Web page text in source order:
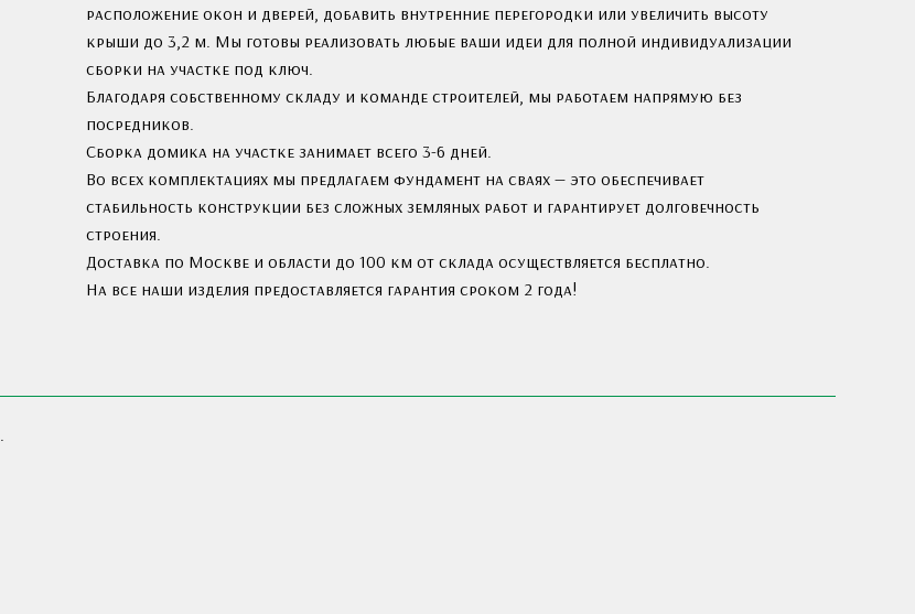
расположение окон и дверей, добавить внутренние перегородки или увеличить высоту
крыши до 3,2 м. Мы готовы реализовать любые ваши идеи для полной индивидуализации
сборки на участке под ключ.
Благодаря собственному складу и команде строителей, мы работаем напрямую без
посредников.
Сборка домика на участке занимает всего 3-6 дней.
Во всех комплектациях мы предлагаем фундамент на сваях — это обеспечивает
стабильность конструкции без сложных земляных работ и гарантирует долговечность
строения.
Доставка по Москве и области до 100 км от склада осуществляется бесплатно.
На все наши изделия предоставляется гарантия сроком 2 года!